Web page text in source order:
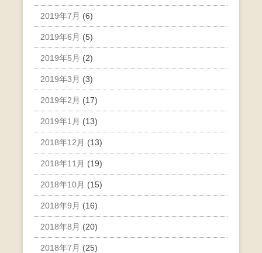
2019年7月 (6)
2019年6月 (5)
2019年5月 (2)
2019年3月 (3)
2019年2月 (17)
2019年1月 (13)
2018年12月 (13)
2018年11月 (19)
2018年10月 (15)
2018年9月 (16)
2018年8月 (20)
2018年7月 (25)